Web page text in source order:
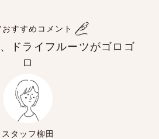
おすすめコメント
ドライフルーツがゴロゴ
ロ
スタッフ柳田